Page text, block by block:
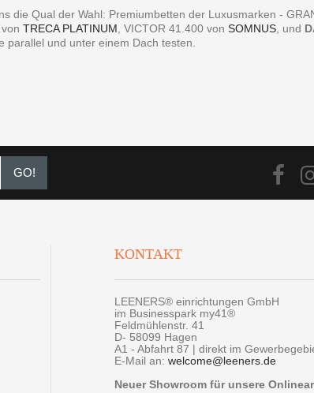
die Qual der Wahl: Premiumbetten der Luxusmarken -
vonTRECA PLATINUM , VICTOR 41.400 vonSOMNUS , und
parallel und unter einem Dach testen.
GO!
KONTAKT
LEENERS® einrichtungen GmbH
im Businesspark my41®
Feldmühlenstr. 41
D- 58099 Hagen
A1 - Abfahrt 87 | direkt im
E-Mail an: welcome@leeners.de
Neuer Showroom für unsere